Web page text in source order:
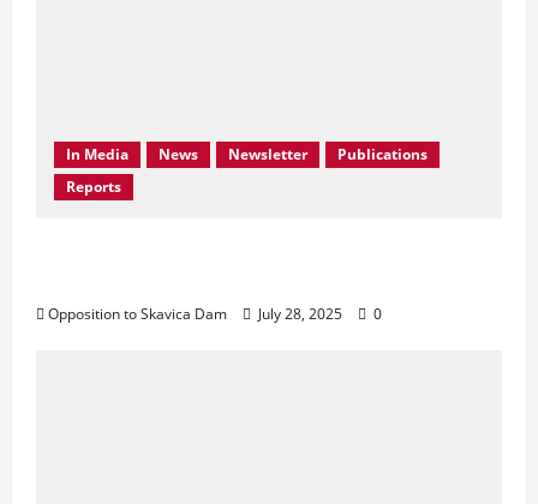
In Media News Newsletter
Publications
Reports
Opposition to Skavica Dam July 28, 2025 0